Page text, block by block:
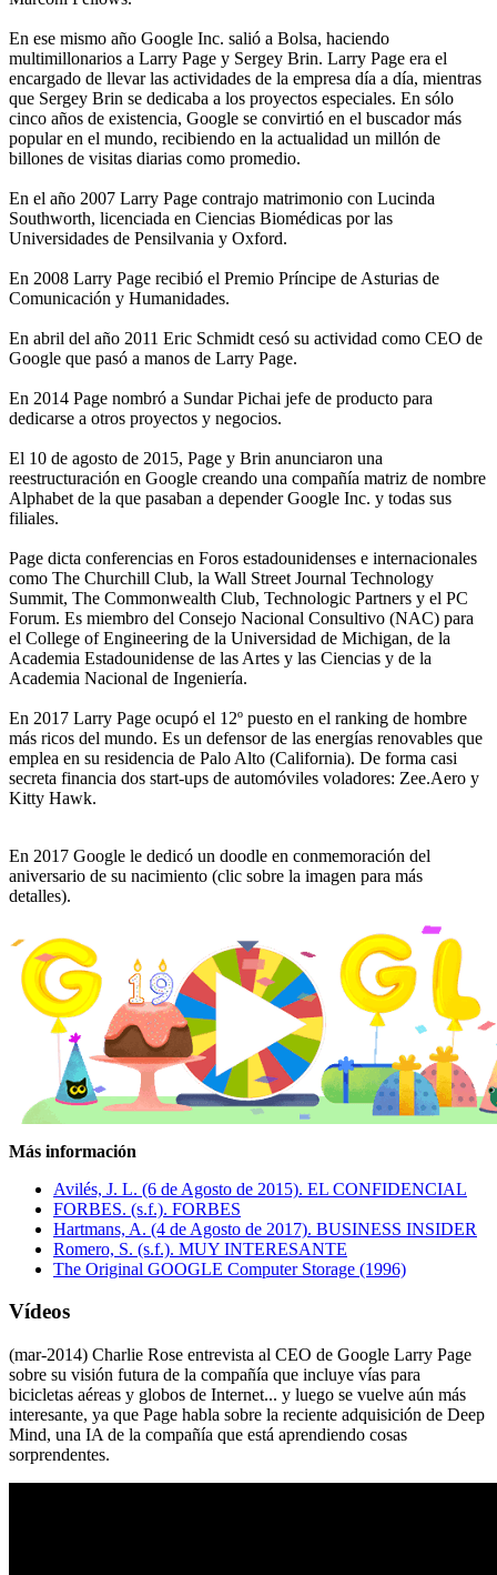
En ese mismo año Google Inc. salió a Bolsa, haciendo
multimillonarios a Larry Page y Sergey Brin. Larry Page era el
encargado de llevar las actividades de la empresa día a día, mientras
que Sergey Brin se dedicaba a los proyectos especiales. En sólo
cinco años de existencia, Google se convirtió en el buscador más
popular en el mundo, recibiendo en la actualidad un millón de
billones de visitas diarias como promedio.
En el año 2007 Larry Page contrajo matrimonio con Lucinda
Southworth, licenciada en Ciencias Biomédicas por las
Universidades de Pensilvania y Oxford.
En 2008 Larry Page recibió el Premio Príncipe de Asturias de
Comunicación y Humanidades.
En abril del año 2011 Eric Schmidt cesó su actividad como CEO de
Google que pasó a manos de Larry Page.
En 2014 Page nombró a Sundar Pichai jefe de producto para
dedicarse a otros proyectos y negocios.
El 10 de agosto de 2015, Page y Brin anunciaron una
reestructuración en Google creando una compañía matriz de nombre
Alphabet de la que pasaban a depender Google Inc. y todas sus
filiales.
Page dicta conferencias en Foros estadounidenses e internacionales
como The Churchill Club, la Wall Street Journal Technology
Summit, The Commonwealth Club, Technologic Partners y el PC
Forum. Es miembro del Consejo Nacional Consultivo (NAC) para
el College of Engineering de la Universidad de Michigan, de la
Academia Estadounidense de las Artes y las Ciencias y de la
Academia Nacional de Ingeniería.
En 2017 Larry Page ocupó el 12º puesto en el ranking de hombre
más ricos del mundo. Es un defensor de las energías renovables que
emplea en su residencia de Palo Alto (California). De forma casi
secreta financia dos start-ups de automóviles voladores: Zee.Aero y
Kitty Hawk.
En 2017 Google le dedicó un doodle en conmemoración del
aniversario de su nacimiento (clic sobre la imagen para más
detalles).
Más información
Avilés, J. L. (6 de Agosto de 2015). EL CONFIDENCIAL
FORBES. (s.f.). FORBES
Hartmans, A. (4 de Agosto de 2017). BUSINESS INSIDER
Romero, S. (s.f.). MUY INTERESANTE
The Original GOOGLE Computer Storage (1996)
Vídeos
(mar-2014) Charlie Rose entrevista al CEO de Google Larry Page
sobre su visión futura de la compañía que incluye vías para
bicicletas aéreas y globos de Internet... y luego se vuelve aún más
interesante, ya que Page habla sobre la reciente adquisición de Deep
Mind, una IA de la compañía que está aprendiendo cosas
sorprendentes.